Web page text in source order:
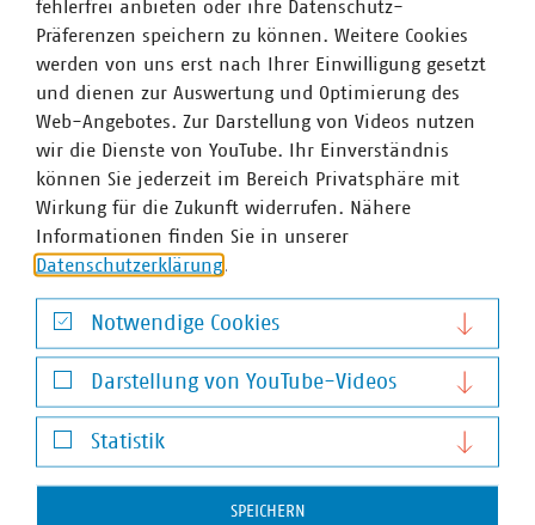
verpflichtenden Charakter der Branchendialoge.
Das Lückenschlussprogramm kann der Einstieg in
eine perspektivisch noch stärkere
Lückenschlussförderung sein und wird daher
seitens des VKU als Pilotprogramm unterstützt.
Ansprechpartner
fehlerfrei anbieten oder ihre Datenschutz-
Präferenzen speichern zu können. Weitere Cookies
werden von uns erst nach Ihrer Einwilligung gesetzt
und dienen zur Auswertung und Optimierung des
Web-Angebotes. Zur Darstellung von Videos nutzen
wir die Dienste von YouTube. Ihr Einverständnis
können Sie jederzeit im Bereich Privatsphäre mit
Wirkung für die Zukunft widerrufen. Nähere
Informationen finden Sie in unserer
Datenschutzerklärung
Notwendige Cookies
Notwendige Cookies
Darstellung von YouTube-Videos
Darstellung von YouTube-Videos
Statistik
Statistik
SPEICHERN